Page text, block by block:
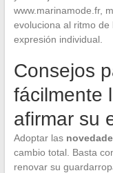
www.marinamode.fr,
evoluciona al ritmo de
expresión individual.
Consejos
fácilmente
afirmar su
Adoptar las
cambio total. Basta
renovar su